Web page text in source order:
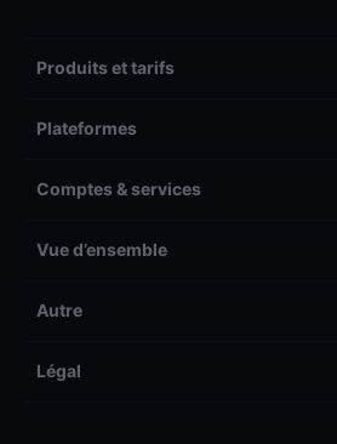
Produits et tarifs
Plateformes
Comptes & services
Vue d’ensemble
Autre
Légal